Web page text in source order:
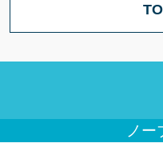
ノー